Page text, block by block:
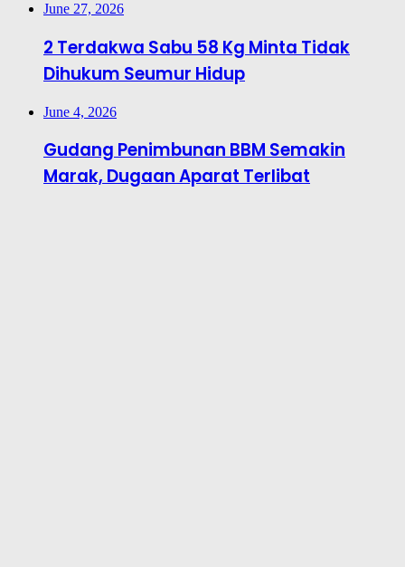
June 27, 2026
2 Terdakwa Sabu 58 Kg Minta Tidak
Dihukum Seumur Hidup
June 4, 2026
Gudang Penimbunan BBM Semakin
Marak, Dugaan Aparat Terlibat